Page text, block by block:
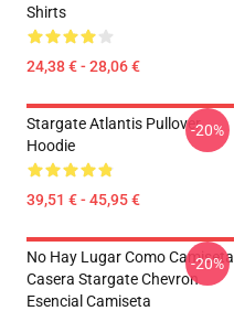
Shirts
24,38 € - 28,06 €
Stargate Atlantis Pullover
Hoodie
39,51 € - 45,95 €
-20%
No Hay Lugar Como Camiseta
Casera Stargate Chevron
Esencial Camiseta
-20%